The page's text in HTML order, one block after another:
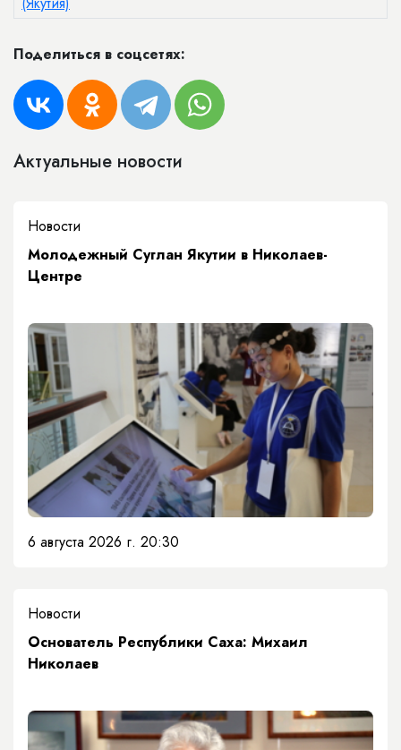
Поделиться в соцсетях:
Актуальные новости
Новости
Молодежный Суглан Якутии в Николаев-
Центре
6 августа 2026 г. 20:30
Новости
Основатель Республики Саха: Михаил
Николаев